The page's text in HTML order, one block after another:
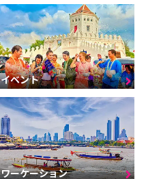
イベント
ワーケーション